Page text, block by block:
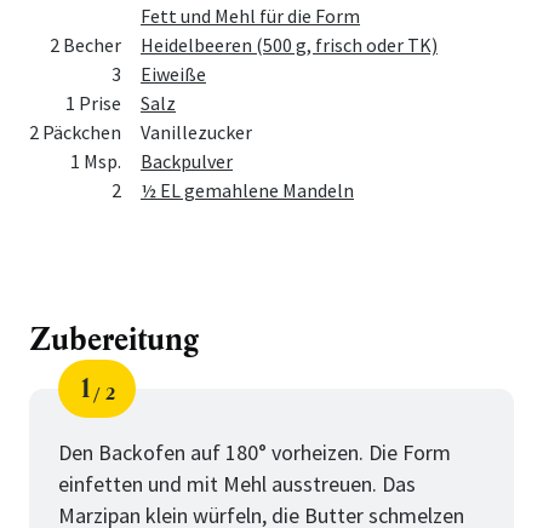
Fett und Mehl für die Form
2 Becher
Heidelbeeren (500 g, frisch oder TK)
3
Eiweiße
1 Prise
Salz
2 Päckchen
Vanillezucker
1 Msp.
Backpulver
2
½ EL gemahlene Mandeln
Zubereitung
Schritt
1
von
2
Den Backofen auf 180° vorheizen. Die Form
einfetten und mit Mehl ausstreuen. Das
Marzipan klein würfeln, die Butter schmelzen